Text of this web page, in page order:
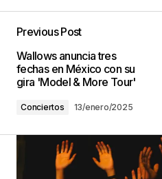
Previous Post
Wallows anuncia tres
fechas en México con su
gira 'Model & More Tour'
Conciertos 13/enero/2025